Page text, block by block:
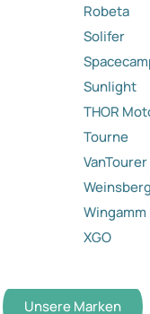
Robeta
Solifer
Sunlight
THOR
Tourne
VanTourer
Weinsberg
Wingamm
XGO
Unsere Marken